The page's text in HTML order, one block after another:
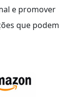
e promover
que podem